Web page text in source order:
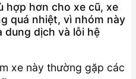
hợp hơn cho xe cũ, xe
quá nhiệt, vì nhóm này
dung dịch và lỗi hệ
xe này thường gặp các